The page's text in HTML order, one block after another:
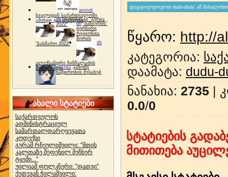
amindi
ხვალიდან საქართველოში
ამინდი გაუარესდება
dh სპორტინგი "გურია
2022"
dh "ბაზიერის"
ტურნირი
რეგიონთა
შორის
"ბახმარო 2022"
dh
ალექსანდრე ჩინჩალაძის
მემორიალიgocha1 კანონი
ნადირობის შესახებ
ახალი სტატიები
საქართველოს
ადმინისტრაციულ
სამართალდარღვევათა
კოდექსი
გურამ რჩეულიშვილი: "მთის
კალთაზე შეფენილ მეჩხერ
ტყეში..."
უილიამ ფოლკნერი: "დათვი"
ქეთევან ჭილაშვილი:
წყარო: http://
კატეგორია:
დაამატა: dudu-
ნანახია: 2735 |
0.0/0
სტატიების
მითითება